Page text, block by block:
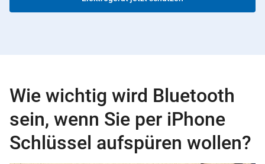
Wie wichtig wird Bluetooth
sein, wenn Sie per iPhone
Schlüssel aufspüren wollen?